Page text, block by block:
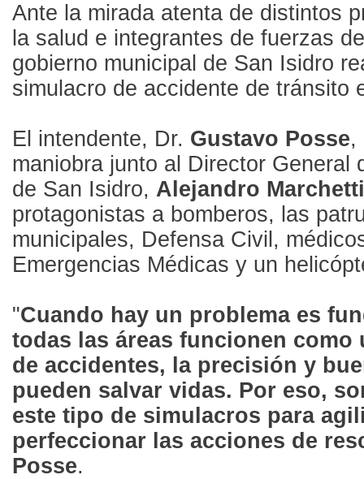
Ante la mirada atenta de distintos
la salud e integrantes de fuerzas
gobierno municipal de San Isidro
simulacro de accidente de tránsito
El intendente, Dr. Gustavo Posse,
maniobra junto al Director General
de San Isidro, Alejandro Marchetti
protagonistas a bomberos, las
municipales, Defensa Civil,
Emergencias Médicas y un
"Cuando hay un problema es
todas las áreas funcionen como
de accidentes, la precisión y
pueden salvar vidas. Por eso,
este tipo de simulacros para
perfeccionar las acciones de
Posse.